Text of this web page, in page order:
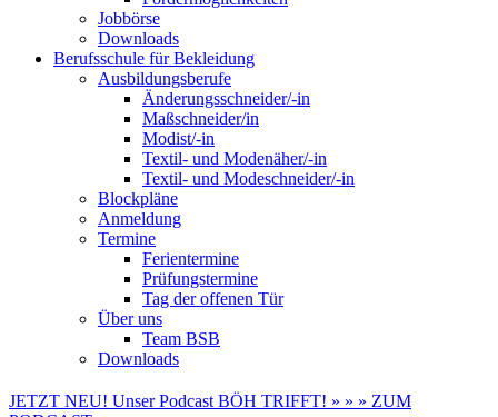
Jobbörse
Downloads
Berufsschule für Bekleidung
Ausbildungsberufe
Änderungsschneider/-in
Maßschneider/in
Modist/-in
Textil- und Modenäher/-in
Textil- und Modeschneider/-in
Blockpläne
Anmeldung
Termine
Ferientermine
Prüfungstermine
Tag der offenen Tür
Über uns
Team BSB
Downloads
JETZT NEU! Unser Podcast BÖH TRIFFT! » » » ZUM